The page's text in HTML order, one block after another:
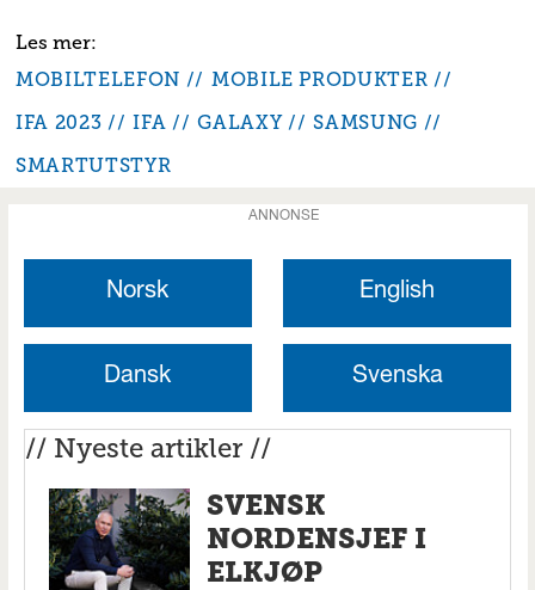
MOBILTELEFON
MOBILE PRODUKTER
IFA 2023
IFA GALAXY
SAMSUNG
SMARTUTSTYR
ANNONSE
Norsk English
Dansk Svenska
// Nyeste artikler //
SVENSK
NORDENSJEF I
ELKJØP